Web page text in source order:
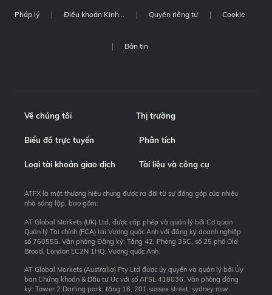
Pháp lý Điều khoản Kinh doanh Quyền riêng tư Cookie
Bản tin
Về chúng tôi Thị trường
Biểu đồ trực tuyến Phân tích
Loại tài khoản giao dịch Tài liệu và công cụ
ATFX là một thương hiệu chung được ra đời từ sự đóng góp của nhiều
nhà sáng lập, bao gồm:
AT Global Markets (UK) Ltd, được cấp phép và quản lý bởi Cơ quan
Quản lý Tài chính (FCA) tại Vương quốc Anh với đăng ký doanh nghiệp
số 760555. Văn phòng Đăng ký: Tầng 42, Phòng 35C, số 25 phố Old
Broad, London EC2N 1HQ, Vương quốc Anh.
AT Global Markets (Australia) Pty Ltd được ủy quyền và quản lý bởi Ủy
ban Chứng khoán & Đầu tư Úc với số AFSL 418036. Văn phòng đăng
ký: Tower 2 Darling park, tầng 16, 201 sussex street, sydney nsw